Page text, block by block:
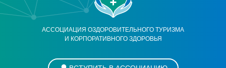
АССОЦИАЦИЯ ОЗДОРОВИТЕЛЬНОГО ТУРИЗМА
И КОРПОРАТИВНОГО ЗДОРОВЬЯ